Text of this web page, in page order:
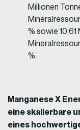
Millionen
% sowie
%.
Manganese X
eine skalierbare
eines